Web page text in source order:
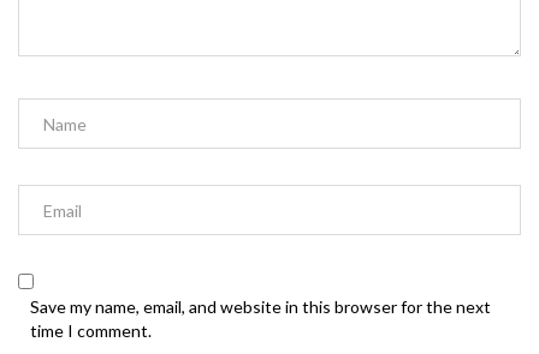
Save my name, email, and website in this browser for the next
time I comment.